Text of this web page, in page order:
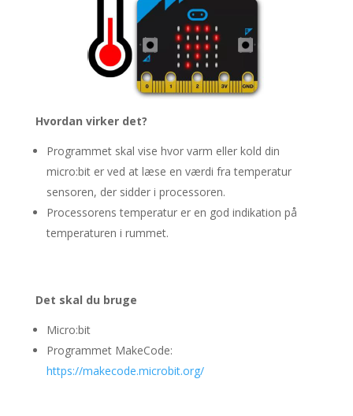
Hvordan virker det?
Programmet skal vise hvor varm eller kold din
micro:bit er ved at læse en værdi fra temperatur
sensoren, der sidder i processoren.
Processorens temperatur er en god indikation på
temperaturen i rummet.
Det skal du bruge
Micro:bit
Programmet MakeCode:
https://makecode.microbit.org/